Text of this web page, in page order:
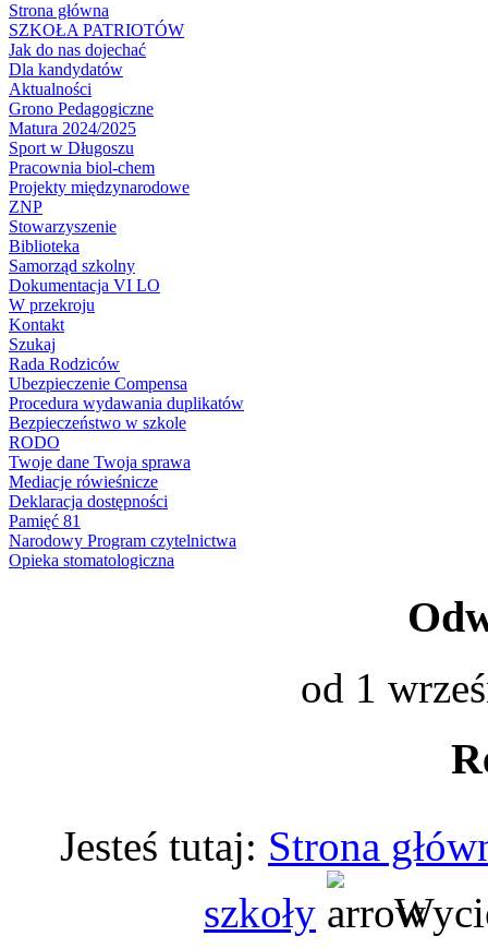
Strona główna
SZKOŁA PATRIOTÓW
Jak do nas dojechać
Dla kandydatów
Aktualności
Grono Pedagogiczne
Matura 2024/2025
Sport w Długoszu
Pracownia biol-chem
Projekty międzynarodowe
ZNP
Stowarzyszenie
Biblioteka
Samorząd szkolny
Dokumentacja VI LO
W przekroju
Kontakt
Szukaj
Rada Rodziców
Ubezpieczenie Compensa
Procedura wydawania duplikatów
Bezpieczeństwo w szkole
RODO
Twoje dane Twoja sprawa
Mediacje rówieśnicze
Deklaracja dostępności
Pamięć 81
Narodowy Program czytelnictwa
Opieka stomatologiczna
od 1
Jesteś tutaj: Strona
szkoły